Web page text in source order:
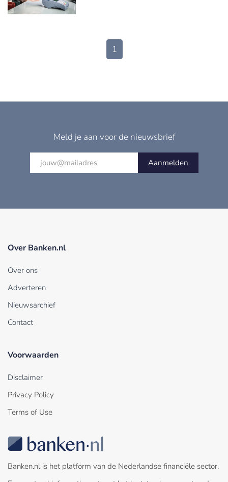
1
Meld je aan voor de nieuwsbrief
Aanmelden
Over Banken.nl
Over ons
Adverteren
Nieuwsarchief
Contact
Voorwaarden
Disclaimer
Privacy Policy
Terms of Use
Banken.nl is het platform van de Nederlandse financiële sector.